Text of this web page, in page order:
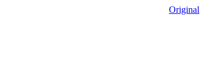
Original